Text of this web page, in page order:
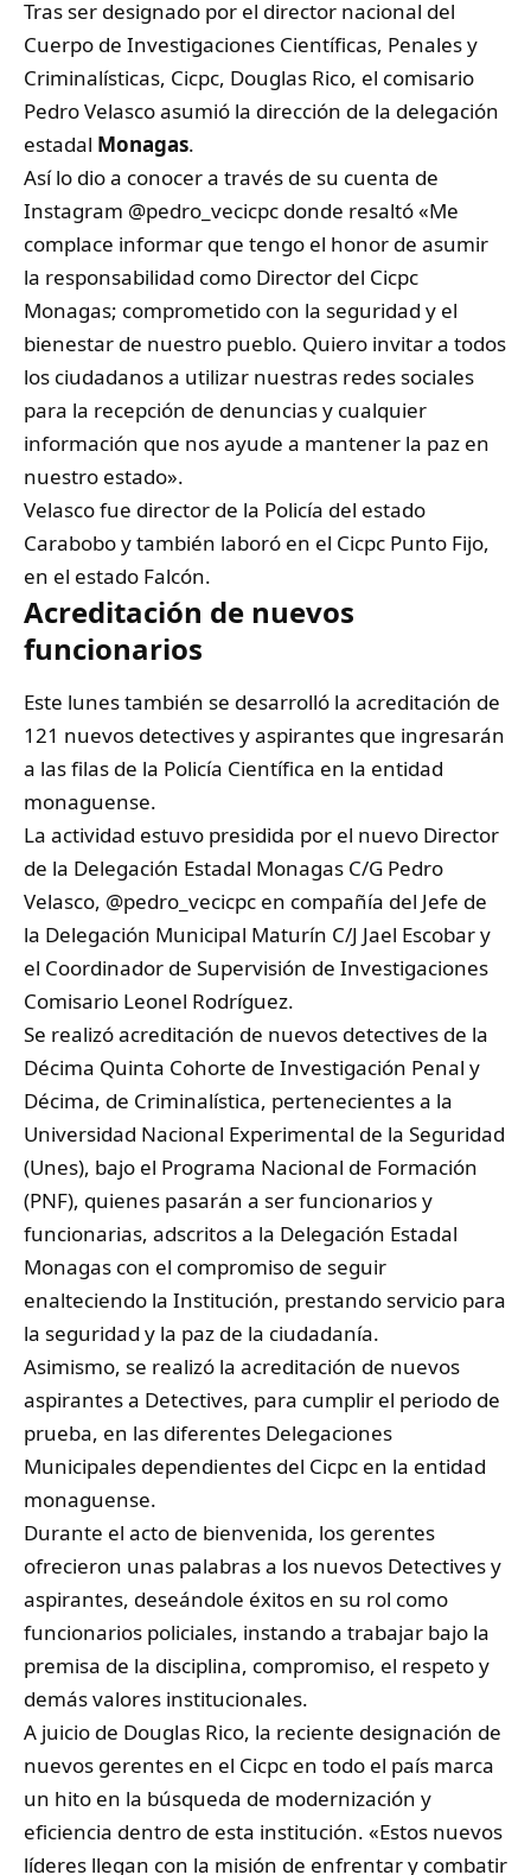
Tras ser designado por el director nacional del
Cuerpo de Investigaciones Científicas, Penales y
Criminalísticas, Cicpc, Douglas Rico, el comisario
Pedro Velasco asumió la dirección de la delegación
estadal Monagas.
Así lo dio a conocer a través de su cuenta de
Instagram @pedro_vecicpc donde resaltó «Me
complace informar que tengo el honor de asumir
la responsabilidad como Director del Cicpc
Monagas; comprometido con la seguridad y el
bienestar de nuestro pueblo. Quiero invitar a todos
los ciudadanos a utilizar nuestras redes sociales
para la recepción de denuncias y cualquier
información que nos ayude a mantener la paz en
nuestro estado».
Velasco fue director de la Policía del estado
Carabobo y también laboró en el Cicpc Punto Fijo,
en el estado Falcón.
Acreditación de nuevos
funcionarios
Este lunes también se desarrolló la acreditación de
121 nuevos detectives y aspirantes que ingresarán
a las filas de la Policía Científica en la entidad
monaguense.
La actividad estuvo presidida por el nuevo Director
de la Delegación Estadal Monagas C/G Pedro
Velasco, @pedro_vecicpc en compañía del Jefe de
la Delegación Municipal Maturín C/J Jael Escobar y
el Coordinador de Supervisión de Investigaciones
Comisario Leonel Rodríguez.
Se realizó acreditación de nuevos detectives de la
Décima Quinta Cohorte de Investigación Penal y
Décima, de Criminalística, pertenecientes a la
Universidad Nacional Experimental de la Seguridad
(Unes), bajo el Programa Nacional de Formación
(PNF), quienes pasarán a ser funcionarios y
funcionarias, adscritos a la Delegación Estadal
Monagas con el compromiso de seguir
enalteciendo la Institución, prestando servicio para
la seguridad y la paz de la ciudadanía.
Asimismo, se realizó la acreditación de nuevos
aspirantes a Detectives, para cumplir el periodo de
prueba, en las diferentes Delegaciones
Municipales dependientes del Cicpc en la entidad
monaguense.
Durante el acto de bienvenida, los gerentes
ofrecieron unas palabras a los nuevos Detectives y
aspirantes, deseándole éxitos en su rol como
funcionarios policiales, instando a trabajar bajo la
premisa de la disciplina, compromiso, el respeto y
demás valores institucionales.
A juicio de Douglas Rico, la reciente designación de
nuevos gerentes en el Cicpc en todo el país marca
un hito en la búsqueda de modernización y
eficiencia dentro de esta institución. «Estos nuevos
líderes llegan con la misión de enfrentar y combatir